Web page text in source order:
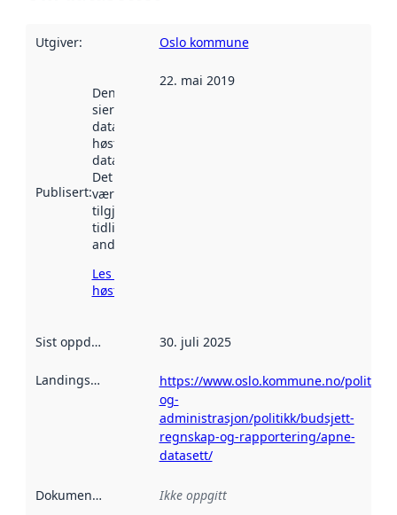
Utgiver: Oslo kommune
Publisert:
Denne datoen
sier når
datasettet ble
høstet av
data.norge.no.
Det kan ha
vært
tilgjengelig
tidligere
andre steder.
Les mer om
høsting her
22. mai 2019
Sist oppdatert 30. juli 2025
Landingsside
https://www.oslo.kommune.no/politikk-
og-
administrasjon/politikk/budsjett-
regnskap-og-rapportering/apne-
datasett/
Dokumentasjon Ikke oppgitt